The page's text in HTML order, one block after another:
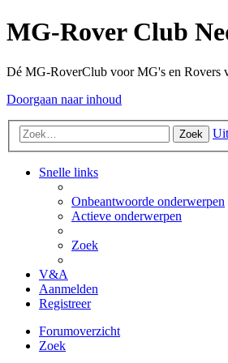
MG-Rover Club
Dé MG-RoverClub voor MG's en Rovers
Doorgaan naar inhoud
Zoek
Snelle links
Onbeantwoorde onderwerpen
Actieve onderwerpen
Zoek
V&A
Aanmelden
Registreer
Forumoverzicht
Zoek